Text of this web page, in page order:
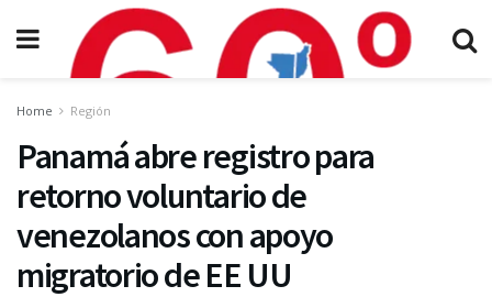
Home Región
Panamá abre registro para
retorno voluntario de
venezolanos con apoyo
migratorio de EE UU